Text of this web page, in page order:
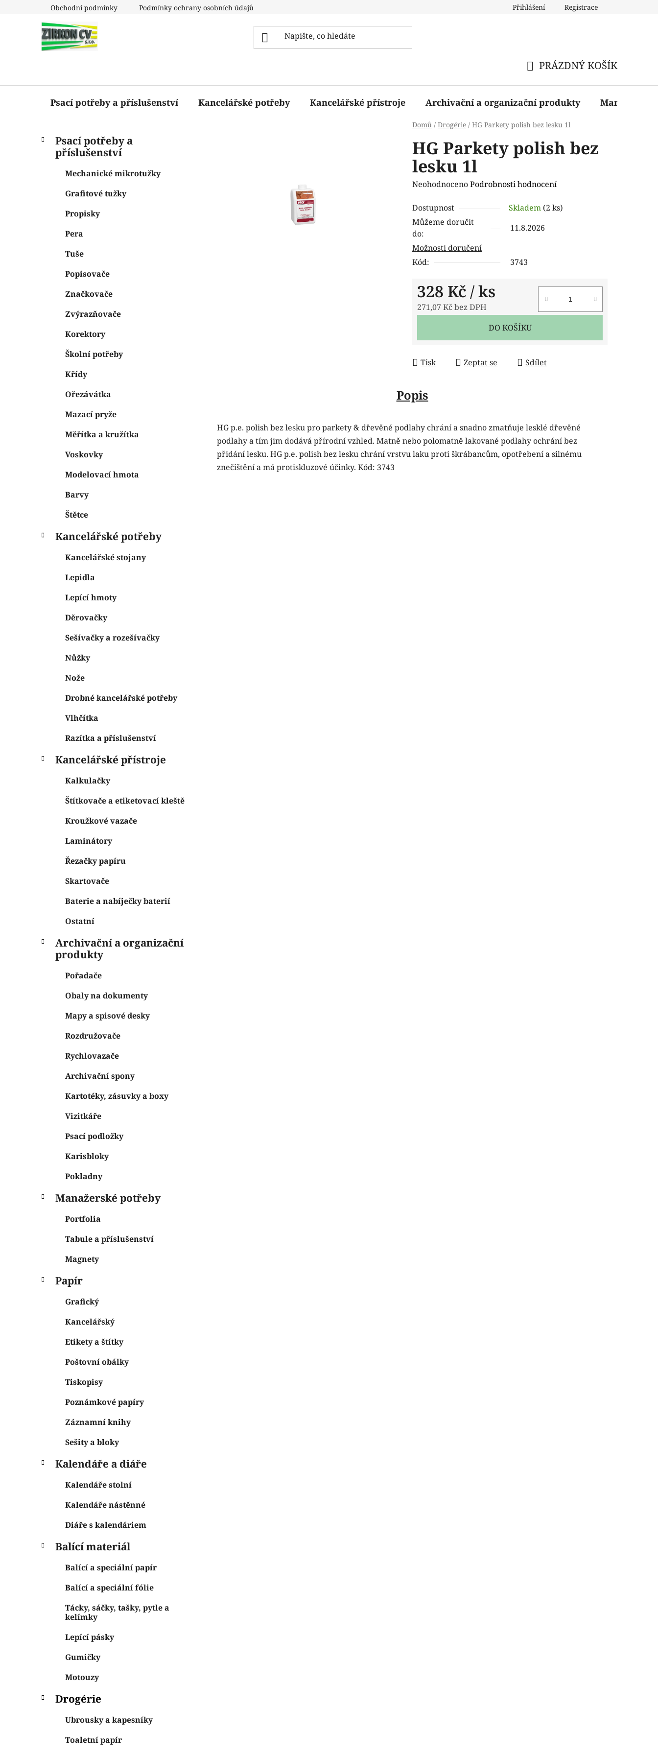
Obchodní podmínky Podmínky ochrany osobních údajů Přihlášení Registrace
KOŠÍK
PRÁZDNÝ KOŠÍK
Psací potřeby a příslušenství Kancelářské potřeby Kancelářské přístroje Archivační a organizační produkty Manažerské
Domů / Drogérie / HG Parkety polish bez lesku 1l
P
o
kategorie
K
a
Psací potřeby a
příslušenství
Mechanické mikrotužky
Grafitové tužky
Propisky
Pera
Tuše
Popisovače
Značkovače
Zvýrazňovače
Korektory
Školní potřeby
Křídy
Ořezávátka
Mazací pryže
Měřítka a kružítka
Voskovky
Modelovací hmota
Barvy
Štětce
Kancelářské potřeby
Kancelářské stojany
Lepidla
Lepící hmoty
Děrovačky
Sešívačky a rozešívačky
Nůžky
Nože
Drobné kancelářské potřeby
Vlhčítka
Razítka a příslušenství
Kancelářské přístroje
Kalkulačky
Štítkovače a etiketovací kleště
Kroužkové vazače
Laminátory
Řezačky papíru
Skartovače
Baterie a nabíječky baterií
Ostatní
Archivační a organizační
produkty
Pořadače
Obaly na dokumenty
Mapy a spisové desky
Rozdružovače
Rychlovazače
Archivační spony
Kartotéky, zásuvky a boxy
Vizitkáře
Psací podložky
Karisbloky
Pokladny
Manažerské potřeby
Portfolia
Tabule a příslušenství
Magnety
Papír
Grafický
Kancelářský
Etikety a štítky
Poštovní obálky
Tiskopisy
Poznámkové papíry
Záznamní knihy
Sešity a bloky
Kalendáře a diáře
Kalendáře stolní
Kalendáře nástěnné
Diáře s kalendáriem
Balící materiál
Balící a speciální papír
Balící a speciální fólie
Tácky, sáčky, tašky, pytle a
kelímky
Lepící pásky
Gumičky
Motouzy
Drogérie
Ubrousky a kapesníky
Toaletní papír
HG Parkety polish bez
lesku 1l
Průměrné
produktu
je
0,0
z
5
NeohodnocenoPodrobnosti hodnocení
Dostupnost Skladem (2 ks)
Můžeme doručit
do:
11.8.2026
Možnosti doručení
Kód:
3743
328 Kč / ks
271,07 Kč bez DPH
DO KOŠÍKU
Tisk Zeptat se Sdílet
Popis
HG p.e. polish bez lesku pro parkety & dřevěné podlahy chrání a snadno zmatňuje lesklé dřevěné
podlahy a tím jim dodává přírodní vzhled. Matně nebo polomatně lakované podlahy ochrání bez
přidání lesku. HG p.e. polish bez lesku chrání vrstvu laku proti škrábancům, opotřebení a silnému
znečištění a má protiskluzové účinky. Kód: 3743